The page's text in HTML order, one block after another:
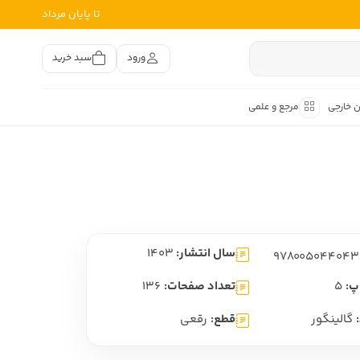
تا پایان مرداد
ورود سبد خرید
خارجی مرجع و علمی
فارسی
متون کهن
سال انتشار: 1403
5 تعداد صفحات: 136
گالینگور قطع: رقعی